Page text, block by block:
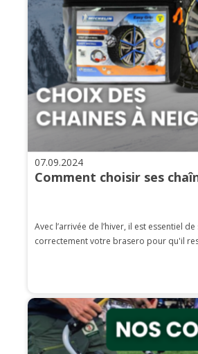
07.09.2024
Comment choisir ses
Avec l’arrivée de l’hiver, il est essentiel
correctement votre brasero pour qu'il